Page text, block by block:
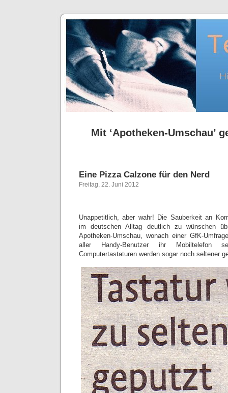
Mit ‘Apotheken-Umschau’
Eine Pizza Calzone für den Nerd
Freitag, 22. Juni 2012
Unappetitlich, aber wahr! Die Sauberkeit an
im deutschen Alltag deutlich zu wünschen
Apotheken-Umschau, wonach einer GfK-
aller Handy-Benutzer ihr Mobiltelefon
Computertastaturen werden sogar noch seltener